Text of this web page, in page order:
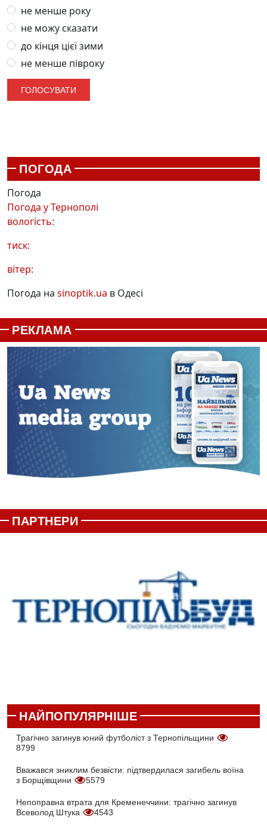
не менше року
не можу сказати
до кінця цієї зими
не менше півроку
ПОГОДА
Погода
Погода уТернополі
вологість:
тиск:
вітер:
Погода на sinoptik.ua в Одесі
РЕКЛАМА
ПАРТНЕРИ
НАЙПОПУЛЯРНІШЕ
Трагічно загинув юний футболіст з Тернопільщини
8799
Вважався зниклим безвісти: підтвердилася загибель воїна
з Борщівщини
5579
Непоправна втрата для Кременеччини: трагічно загинув
Всеволод Штука
4543